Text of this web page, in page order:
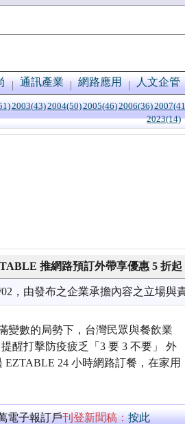
通訊產業 網路應用 人文企管
2003(43)2004(50)2005(46)2006(36)
2023(14)
推網路預訂外帶享優惠 5 折起
，由發布之企業承擔內容之立場與
變數的局勢下，台灣民眾與餐飲業
醒打擊防疫疲乏「3 要 3 不要」 外
24 小時網路訂餐，在家用
電子報訂戶刊登新聞稿：按此